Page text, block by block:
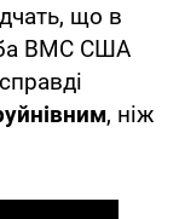
що в
ВМС США
, ніж